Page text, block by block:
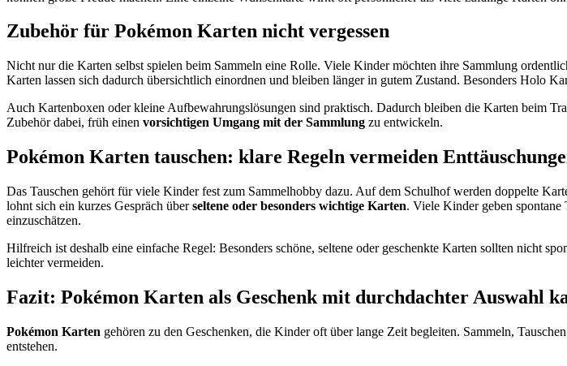
Zubehör für Pokémon Karten nicht vergessen
Nicht nur die Karten selbst spielen beim Sammeln eine Rolle. Viele Kinder möchten ihre Sammlung
Karten lassen sich dadurch übersichtlich einordnen und bleiben länger in gutem Zustand. Besonders Holo
Auch Kartenboxen oder kleine Aufbewahrungslösungen sind praktisch. Dadurch bleiben die Karten beim
Zubehör dabei, früh einen vorsichtigen Umgang mit der Sammlung zu entwickeln.
Pokémon Karten tauschen: klare Regeln vermeiden
Das Tauschen gehört für viele Kinder fest zum Sammelhobby dazu. Auf dem Schulhof werden doppelte
lohnt sich ein kurzes Gespräch überseltene oder besonders wichtige Karten. Viele Kinder geben spontane
einzuschätzen.
Hilfreich ist deshalb eine einfache Regel: Besonders schöne, seltene oder geschenkte Karten sollten nicht
leichter vermeiden.
Fazit: Pokémon Karten als Geschenk mit durchdachter Auswahl
Pokémon Karten gehören zu den Geschenken, die Kinder oft über lange Zeit begleiten. Sammeln,
entstehen.